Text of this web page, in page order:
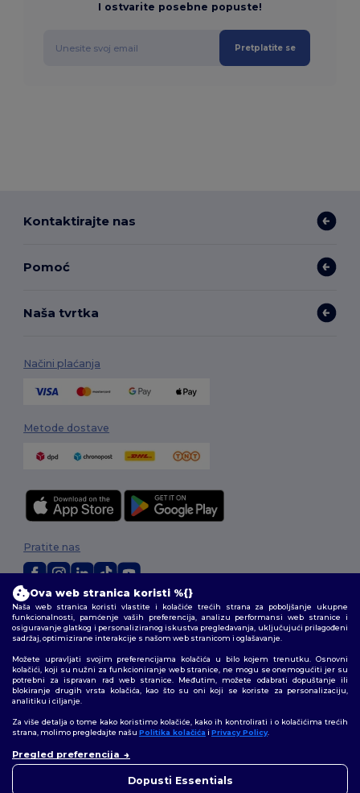
I ostvarite posebne popuste!
Pretplatite se
Kontaktirajte nas
Pomoć
Naša tvrtka
Načini plaćanja
Metode dostave
2026. Sva prava zadržana
Uvjeti i odredbe
| Pravila o privatnosti |Politika kolačića | Mapa Sajta
Pratite nas
Ova web stranica koristi %{}
Naša web stranica koristi vlastite i kolačiće trećih strana za poboljšanje ukupne
funkcionalnosti, pamćenje vaših preferencija, analizu performansi web stranice i
osiguravanje glatkog i personaliziranog iskustva pregledavanja, uključujući prilagođeni
sadržaj, optimizirane interakcije s našom web stranicom i oglašavanje.
Možete upravljati svojim preferencijama kolačića u bilo kojem trenutku. Osnovni
kolačići, koji su nužni za funkcioniranje web stranice, ne mogu se onemogućiti jer su
potrebni za ispravan rad web stranice. Međutim, možete odabrati dopuštanje ili
blokiranje drugih vrsta kolačića, kao što su oni koji se koriste za personalizaciju,
analitiku i ciljanje.
Za više detalja o tome kako koristimo kolačiće, kako ih kontrolirati i o kolačićima trećih
strana, molimo pregledajte našu Politika kolačića i Privacy Policy.
Pregled preferencija
Dopusti Essentials
kontaktirati u bilo kojem